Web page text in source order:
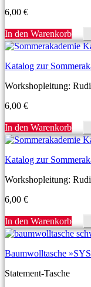
6,00 €
In den Warenkorb
Katalog zur
Workshopleitung:
6,00 €
In den Warenkorb
Katalog zur
Workshopleitung:
6,00 €
In den Warenkorb
Baumwolltasche
Statement-Tasche